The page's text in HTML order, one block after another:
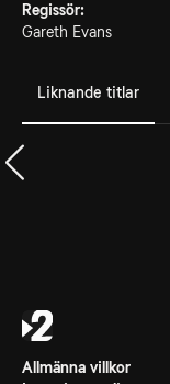
Regissör:
Gareth Evans
Liknande titlar
Allmänna villkor